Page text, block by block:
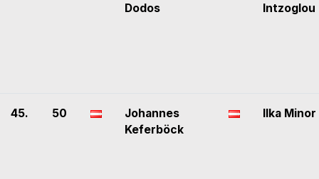
Dodos
Intzoglou
45. 50
Johannes
Keferböck
Ilka Minor